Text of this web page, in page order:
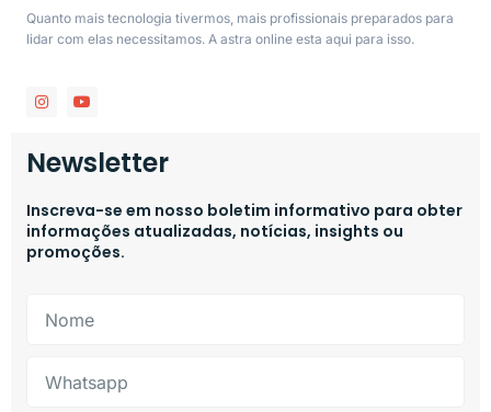
Quanto mais tecnologia tivermos, mais profissionais preparados para
lidar com elas necessitamos. A astra online esta aqui para isso.
Newsletter
Inscreva-se em nosso boletim informativo para obter
informações atualizadas, notícias, insights ou
promoções.